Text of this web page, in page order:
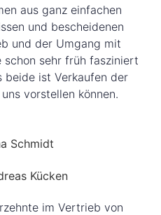
aus ganz einfachen
und bescheidenen
und der Umgang mit
schon sehr früh fasziniert
beide ist Verkaufen der
vorstellen können.
im Vertrieb von